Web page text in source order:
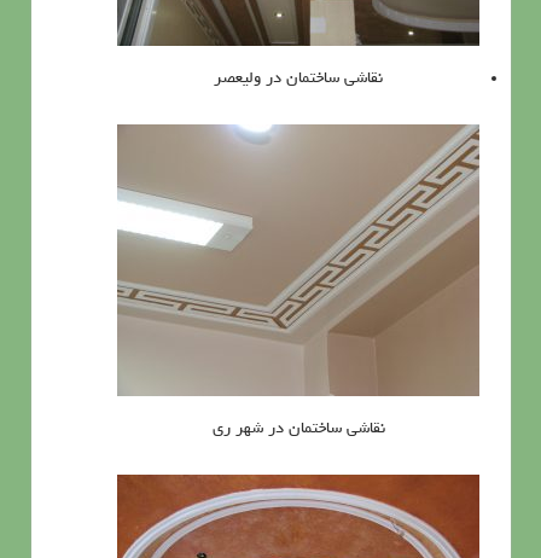
نقاشی ساختمان در ولیعصر
نقاشی ساختمان در شهر ری